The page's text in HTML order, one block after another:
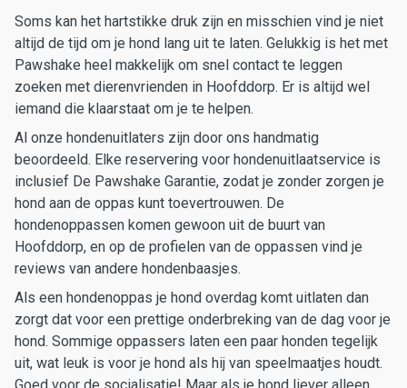
Soms kan het hartstikke druk zijn en misschien vind je niet
altijd de tijd om je hond lang uit te laten. Gelukkig is het met
Pawshake heel makkelijk om snel contact te leggen
zoeken met dierenvrienden in Hoofddorp. Er is altijd wel
iemand die klaarstaat om je te helpen.
Al onze hondenuitlaters zijn door ons handmatig
beoordeeld. Elke reservering voor hondenuitlaatservice is
inclusief De Pawshake Garantie, zodat je zonder zorgen je
hond aan de oppas kunt toevertrouwen. De
hondenoppassen komen gewoon uit de buurt van
Hoofddorp, en op de profielen van de oppassen vind je
reviews van andere hondenbaasjes.
Als een hondenoppas je hond overdag komt uitlaten dan
zorgt dat voor een prettige onderbreking van de dag voor je
hond. Sommige oppassers laten een paar honden tegelijk
uit, wat leuk is voor je hond als hij van speelmaatjes houdt.